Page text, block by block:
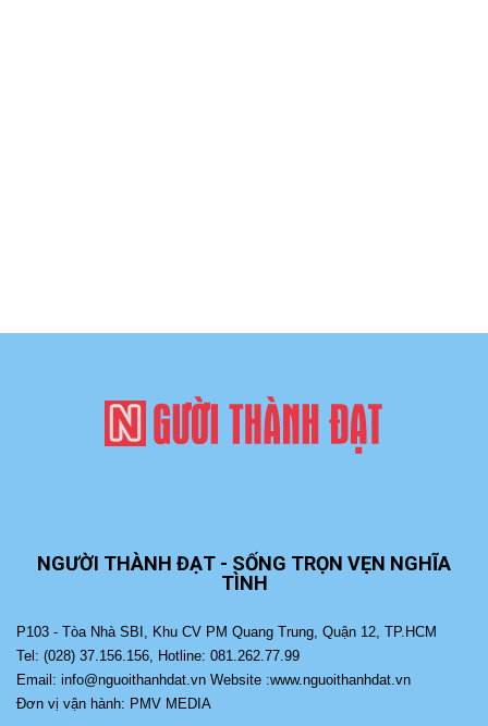
NGƯỜI THÀNH ĐẠT - SỐNG TRỌN VẸN NGHĨA
TÌNH
P103 - Tòa Nhà SBI, Khu CV PM Quang Trung, Quận 12, TP.HCM
Tel: (028) 37.156.156, Hotline: 081.262.77.99
Email: info@nguoithanhdat.vn Website :www.nguoithanhdat.vn
Đơn vị vận hành: PMV MEDIA